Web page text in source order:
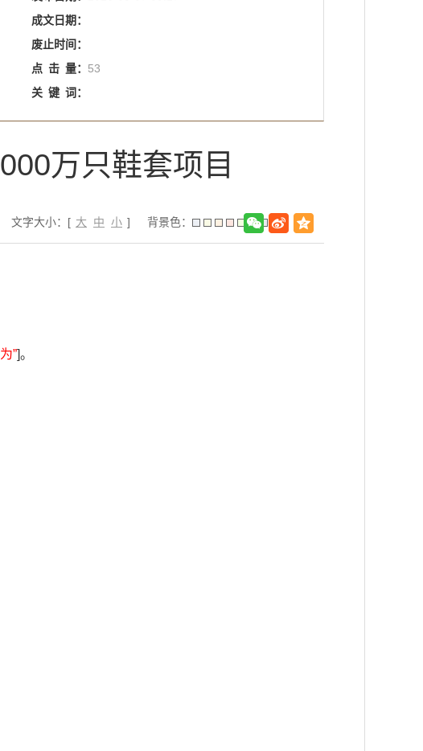
成文日期：
废止时间：
点 击 量： 53
关 键 词：
万只鞋套项目
文字大小：[ 大 中 小 ] 背景色：
”]。